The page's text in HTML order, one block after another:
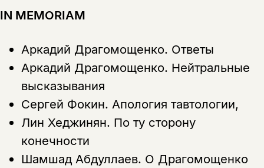
IN MEMORIAM
Аркадий Драгомощенко. Ответы
Аркадий Драгомощенко. Нейтральные
высказывания
Сергей Фокин. Апология тавтологии,
Лин Хеджинян. По ту сторону
конечности
Шамшад Абдуллаев. О Драгомощенко
Поделиться
Копировать ВконтактеТелеграм Дзен
нет, вернуться назад